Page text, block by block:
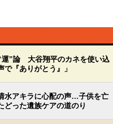
運”論 大谷翔平のカネを使い込
で『ありがとう』」
水アキラに心配の声…子供を亡
どった遺族ケアの道のり